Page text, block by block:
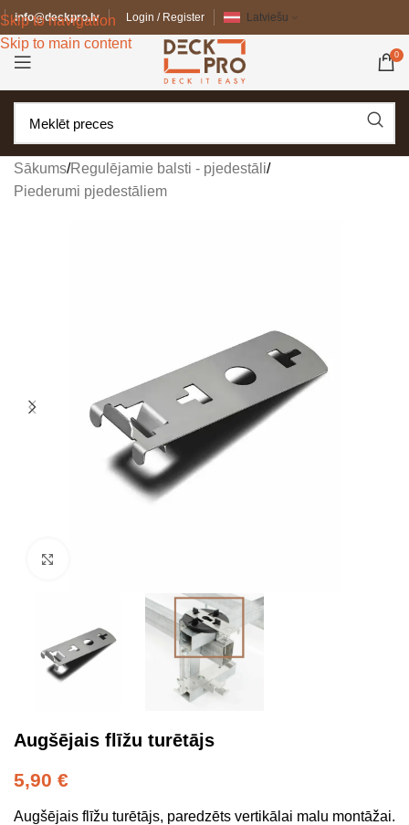
Skip to navigation
Skip to main content
info@deckpro.lv Login / Register Latviešu
0
Sākums/Regulējamie balsti - pjedestāli/
Piederumi pjedestāliem
Augšējais flīžu turētājs
5,90 €
Augšējais flīžu turētājs, paredzēts vertikālai malu montāžai.